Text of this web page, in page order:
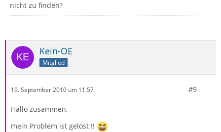
nicht zu finden?
Kein-OE
Mitglied
19. September 2010 um 11:57 #9
Hallo zusammen,
mein Problem ist gelöst !!